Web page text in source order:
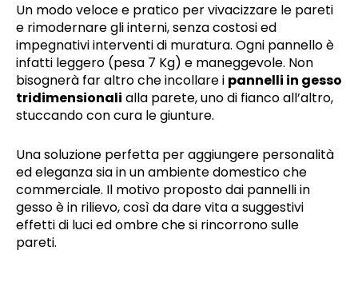
Un modo veloce e pratico per vivacizzare le pareti
e rimodernare gli interni, senza costosi ed
impegnativi interventi di muratura. Ogni pannello è
infatti leggero (pesa 7 Kg) e maneggevole. Non
bisognerà far altro che incollare i pannelli in gesso
tridimensionali alla parete, uno di fianco all’altro,
stuccando con cura le giunture.
Una soluzione perfetta per aggiungere personalità
ed eleganza sia in un ambiente domestico che
commerciale. Il motivo proposto dai pannelli in
gesso è in rilievo, così da dare vita a suggestivi
effetti di luci ed ombre che si rincorrono sulle
pareti.